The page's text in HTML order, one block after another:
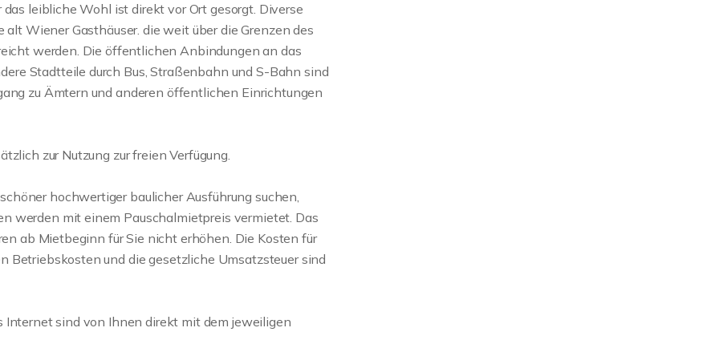
leibliche Wohl ist direkt vor Ort gesorgt. Diverse
Wiener Gasthäuser. die weit über die Grenzen des
werden. Die öffentlichen Anbindungen an das
Stadtteile durch Bus, Straßenbahn und S-Bahn sind
zu Ämtern und anderen öffentlichen Einrichtungen
zur Nutzung zur freien Verfügung.
hochwertiger baulicher Ausführung suchen,
werden mit einem Pauschalmietpreis vermietet. Das
ab Mietbeginn für Sie nicht erhöhen. Die Kosten für
Betriebskosten und die gesetzliche Umsatzsteuer sind
sind von Ihnen direkt mit dem jeweiligen